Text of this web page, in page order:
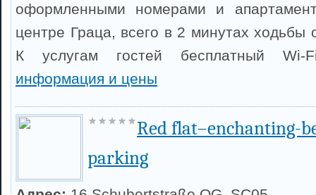
оформленными номерами и
центре Граца, всего в 2 минутах ходьбы
К услугам гостей бесплатный
информация и цены
Red flat–enchanting-
parking